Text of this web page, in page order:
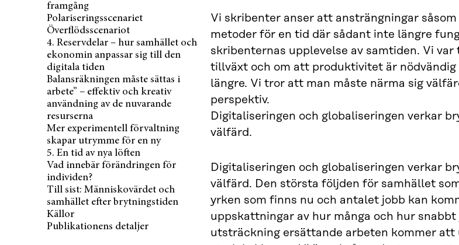
framgång
Polariseringsscenariet
Överflödsscenariot
4. Reservdelar – hur samhället och
ekonomin anpassar sig till den
digitala tiden
Balansräkningen måste sättas i
arbete” – effektiv och kreativ
användning av de nuvarande
resurserna
Mer experimentell förvaltning
skapar utrymme för en ny
5. En tid av nya löften
Vad innebär förändringen för
individen?
Till sist: Människovärdet och
samhället efter brytningstiden
Källor
Publikationens detaljer
Vi skribenter anser att ansträngningar
metoder för en tid där sådant inte längre
skribenternas upplevelse av samtiden. Vi
tillväxt och om att produktivitet är
längre. Vi tror att man måste närma sig
perspektiv.
Digitaliseringen och globaliseringen verkar
välfärd.
Digitaliseringen och globaliseringen verkar
välfärd. Den största följden för samhället
yrken som finns nu och antalet jobb kan
uppskattningar av hur många och hur
utsträckning ersättande arbeten kommer